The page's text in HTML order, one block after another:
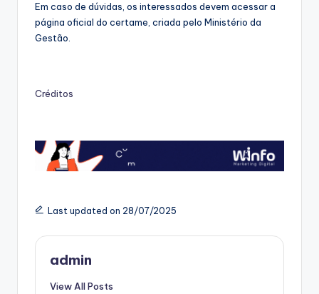
Em caso de dúvidas, os interessados devem acessar a
página oficial do certame, criada pelo Ministério da
Gestão.
Créditos
Last updated on 28/07/2025
admin
View All Posts